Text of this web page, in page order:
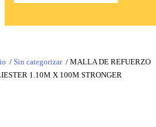
/ Sin categorizar / MALLA DE REFUERZO
1.10M X 100M STRONGER